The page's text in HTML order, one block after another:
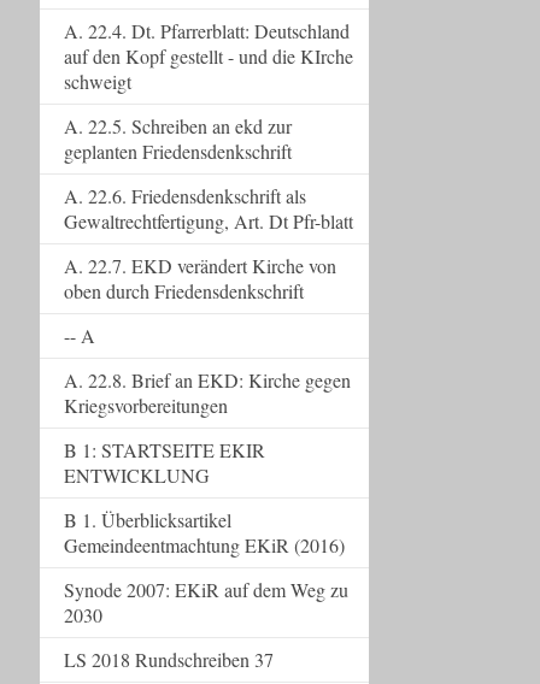
A. 22.4. Dt. Pfarrerblatt: Deutschland
auf den Kopf gestellt - und die KIrche
schweigt
A. 22.5. Schreiben an ekd zur
geplanten Friedensdenkschrift
A. 22.6. Friedensdenkschrift als
Gewaltrechtfertigung, Art. Dt Pfr-blatt
A. 22.7. EKD verändert Kirche von
oben durch Friedensdenkschrift
-- A
A. 22.8. Brief an EKD: Kirche gegen
Kriegsvorbereitungen
B 1: STARTSEITE EKIR
ENTWICKLUNG
B 1. Überblicksartikel
Gemeindeentmachtung EKiR (2016)
Synode 2007: EKiR auf dem Weg zu
2030
LS 2018 Rundschreiben 37